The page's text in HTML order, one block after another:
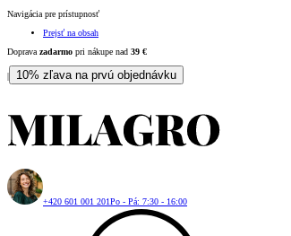
Navigácia pre prístupnosť
Prejsť na obsah
Doprava zadarmo pri nákupe nad 39 €
| 10% zľava na prvú objednávku
+420 601 001 201Po - Pá: 7:30 - 16:00